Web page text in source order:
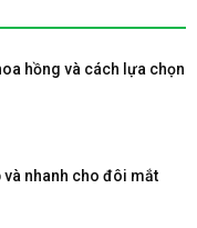
hồng và cách lựa chọn
nhanh cho đôi mắt